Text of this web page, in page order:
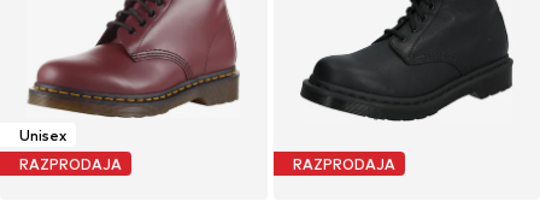
Unisex
RAZPRODAJA
RAZPRODAJA